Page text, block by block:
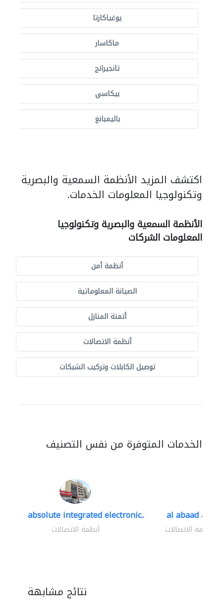
يوغياكارتا
ماكاسار
تانجيرانج
بيكاسي
باليمبانغ
اكتشف المزيد الأنظمة السمعية والبصرية
وتكنولوجيا المعلومات الخدمات.
الأنظمة السمعية والبصرية وتكنولوجيا
المعلومات الشركات
أنظمة أمن
الصيانة المعلوماتية
أتمتة المنازل
أنظمة الاتصالات
توصيل الكابلات وتركيب الشبكات
الخدمات المتوفرة من نفس التصنيف
absolute integrated electronic..
أنظمة الاتصالات
al abaad al..
أنظمة الاتصالات
نتائج مشابهة